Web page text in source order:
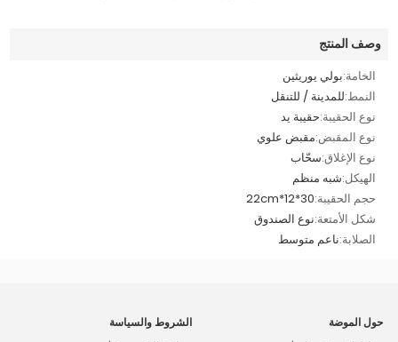
وصف المنتج
الخامة:بولي يوريثين
النمط:للمدينة / للتنقل
نوع الحقيبة:حقيبة يد
نوع المقبض:مقبض علوي
نوع الإغلاق:سحّاب
الهيكل:شبه منظم
حجم الحقيبة:30*12*22cm
شكل الأمتعة:نوع الصندوق
الصلابة:ناعم متوسط
حول الموضة الشروط والسياسة